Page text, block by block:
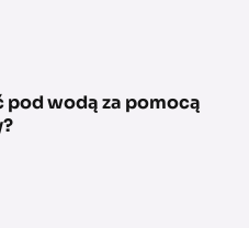
pod wodą za pomocą